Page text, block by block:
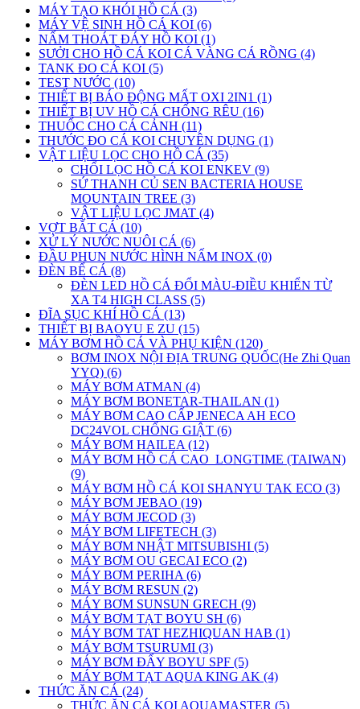
MÁY TẠO KHÓI HỒ CÁ (3)
MÁY VỆ SINH HỒ CÁ KOI (6)
NẤM THOÁT ĐÁY HỒ KOI (1)
SƯỞI CHO HỒ CÁ KOI CÁ VÀNG CÁ RỒNG (4)
TANK ĐO CÁ KOI (5)
TEST NƯỚC (10)
THIẾT BỊ BÁO ĐỘNG MẤT OXI 2IN1 (1)
THIẾT BỊ UV HỒ CÁ CHỐNG RÊU (16)
THUỐC CHO CÁ CẢNH (11)
THƯỚC ĐO CÁ KOI CHUYÊN DỤNG (1)
VẬT LIỆU LỌC CHO HỒ CÁ (35)
CHỔI LỌC HỒ CÁ KOI ENKEV (9)
SỨ THANH CỦ SEN BACTERIA HOUSE
MOUNTAIN TREE (3)
VẬT LIỆU LỌC JMAT (4)
VỢT BẮT CÁ (10)
XỬ LÝ NƯỚC NUÔI CÁ (6)
ĐẦU PHUN NƯỚC HÌNH NẤM INOX (0)
ĐÈN BỂ CÁ (8)
ĐÈN LED HỒ CÁ ĐỔI MÀU-ĐIỀU KHIỂN TỪ
XA T4 HIGH CLASS (5)
ĐĨA SỤC KHÍ HỒ CÁ (13)
THIẾT BỊ BAOYU E ZU (15)
MÁY BƠM HỒ CÁ VÀ PHỤ KIỆN (120)
BƠM INOX NỘI ĐỊA TRUNG QUỐC(He Zhi Quan
YYQ) (6)
MÁY BƠM ATMAN (4)
MÁY BƠM BONETAR-THAILAN (1)
MÁY BƠM CAO CẤP JENECA AH ECO
DC24VOL CHỐNG GIẬT (6)
MÁY BƠM HAILEA (12)
MÁY BƠM HỒ CÁ CAO_LONGTIME (TAIWAN)
(9)
MÁY BƠM HỒ CÁ KOI SHANYU TAK ECO (3)
MÁY BƠM JEBAO (19)
MÁY BƠM JECOD (3)
MÁY BƠM LIFETECH (3)
MÁY BƠM NHẬT MITSUBISHI (5)
MÁY BƠM OU GECAI ECO (2)
MÁY BƠM PERIHA (6)
MÁY BƠM RESUN (2)
MÁY BƠM SUNSUN GRECH (9)
MÁY BƠM TẠT BOYU SH (6)
MÁY BƠM TAT HEZHIQUAN HAB (1)
MÁY BƠM TSURUMI (3)
MÁY BƠM ĐẨY BOYU SPF (5)
MÁY BƠM TẠT AQUA KING AK (4)
THỨC ĂN CÁ (24)
THỨC ĂN CÁ KOI AQUAMASTER (5)